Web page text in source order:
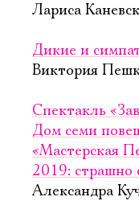
Лариса
Дикие и
Виктория
Спектакль
Дом семи
«Мастерская
2019: страшно
Александра